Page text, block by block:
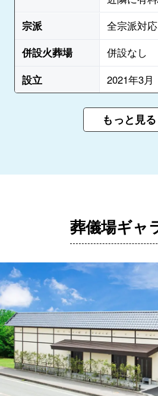
宗派
全宗派対応
併設火葬場
併設なし
設立
2021年3月
もっと見る
葬儀場ギャ